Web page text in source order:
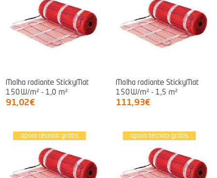
Malha radiante StickyMat
150W/m² - 1,0 m²
91,02€
Malha radiante StickyMat
150W/m² - 1,5 m²
111,93€
apoio técnico grátis apoio técnico grátis